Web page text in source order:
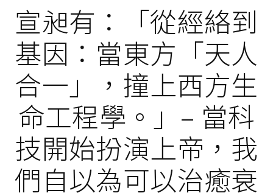
宣昶有：「從經絡到
基因：當東方「天人
合一」，撞上西方生
命工程學。」– 當科
技開始扮演上帝，我
們自以為可以治癒衰